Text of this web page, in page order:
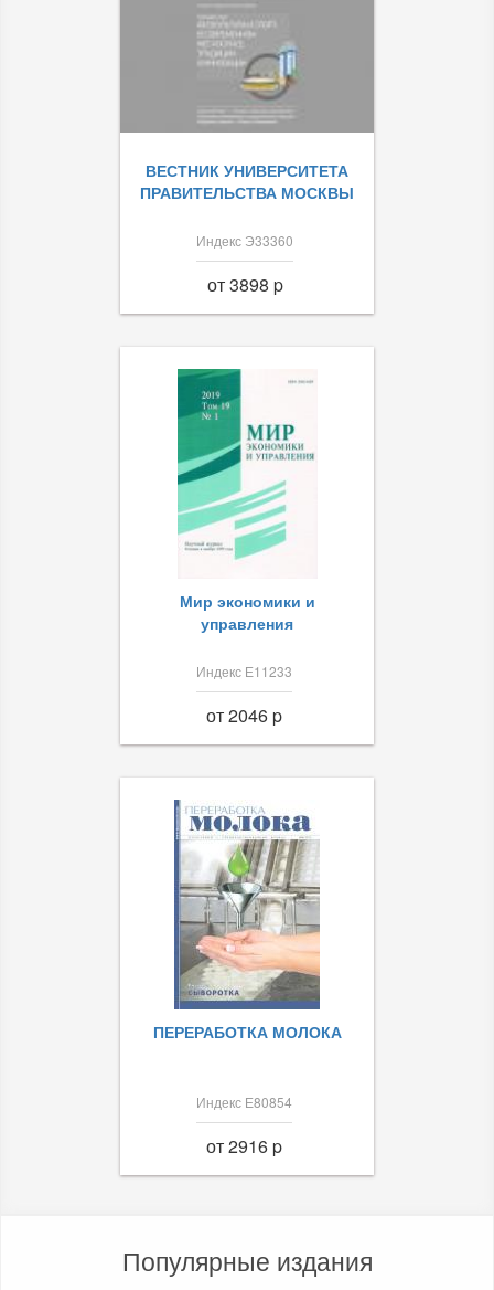
ВЕСТНИК УНИВЕРСИТЕТА
ПРАВИТЕЛЬСТВА МОСКВЫ
Индекс Э33360
от 3898 p
Мир экономики и
управления
Индекс Е11233
от 2046 p
ПЕРЕРАБОТКА МОЛОКА
Индекс Е80854
от 2916 p
Популярные издания